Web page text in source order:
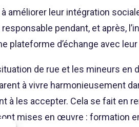
améliorer leur intégration
pendant, et après,
plateforme d’échange avec
de rue et les mineurs
à vivre harmonieusement
à les accepter. Cela se fait en
mises en œuvre : formation